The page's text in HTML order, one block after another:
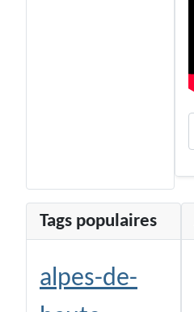
Tags populaires
alpes-de-